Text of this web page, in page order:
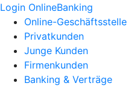
Login OnlineBanking
Online-Geschäftsstelle
Privatkunden
Junge Kunden
Firmenkunden
Banking & Verträge